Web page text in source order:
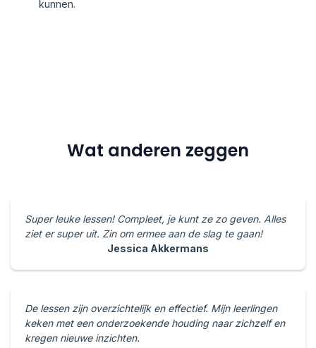
kunnen.
Wat anderen zeggen
Super leuke lessen! Compleet, je kunt ze zo geven. Alles
ziet er super uit. Zin om ermee aan de slag te gaan!
Jessica Akkermans
De lessen zijn overzichtelijk en effectief. Mijn leerlingen
keken met een onderzoekende houding naar zichzelf en
kregen nieuwe inzichten.